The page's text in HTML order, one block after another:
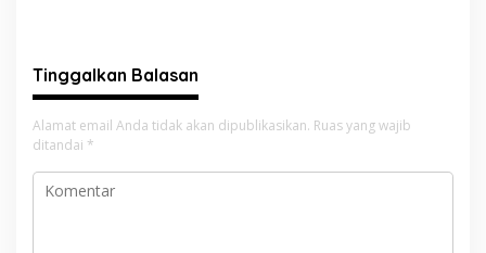
Tinggalkan Balasan
Alamat email Anda tidak akan dipublikasikan. Ruas yang wajib
ditandai *